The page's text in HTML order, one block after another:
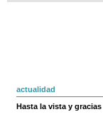
actualidad
Hasta la vista y gracias